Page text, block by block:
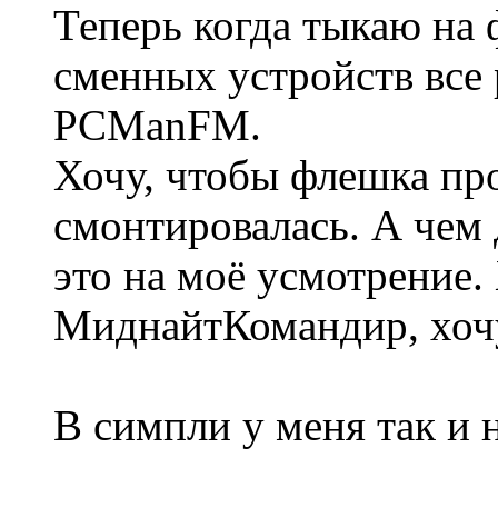
Теперь когда тыкаю на
сменных устройств все
PCManFM.
Хочу, чтобы флешка
смонтировалась. А чем
это на моё
МиднайтКомандир,
В симпли у меня так и